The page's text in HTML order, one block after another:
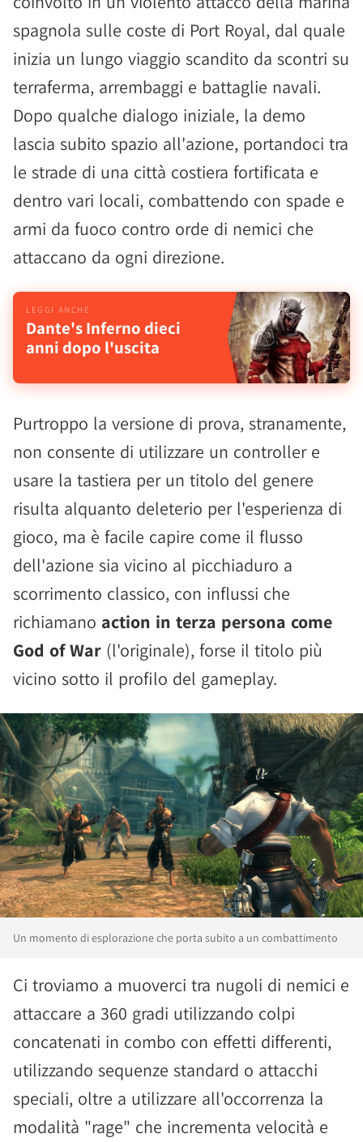
spagnola sulle coste di Port Royal, dal quale
inizia un lungo viaggio scandito da scontri su
terraferma, arrembaggi e battaglie navali.
Dopo qualche dialogo iniziale, la demo
lascia subito spazio all'azione, portandoci tra
le strade di una città costiera fortificata e
dentro vari locali, combattendo con spade e
armi da fuoco contro orde di nemici che
attaccano da ogni direzione.
Dante's Inferno dieci
anni dopo l'uscita
Purtroppo la versione di prova, stranamente,
non consente di utilizzare un controller e
usare la tastiera per un titolo del genere
risulta alquanto deleterio per l'esperienza di
gioco, ma è facile capire come il flusso
dell'azione sia vicino al picchiaduro a
scorrimento classico, con influssi che
richiamano action in terza persona come
God of War (l'originale), forse il titolo più
vicino sotto il profilo del gameplay.
Un momento di esplorazione che porta subito a un combattimento
Ci troviamo a muoverci tra nugoli di nemici e
attaccare a 360 gradi utilizzando colpi
concatenati in combo con effetti differenti,
utilizzando sequenze standard o attacchi
speciali, oltre a utilizzare all'occorrenza la
modalità "rage" che incrementa velocità e